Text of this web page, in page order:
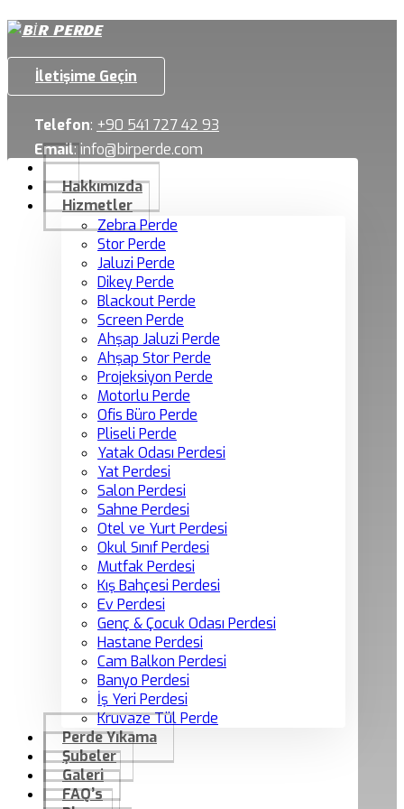
İletişime Geçin
Telefon: +90 541 727 42 93
Email:info@birperde.com
Hakkımızda
Hizmetler
Zebra Perde
Stor Perde
Jaluzi Perde
Dikey Perde
Blackout Perde
Screen Perde
Ahşap Jaluzi Perde
Ahşap Stor Perde
Projeksiyon Perde
Motorlu Perde
Ofis Büro Perde
Pliseli Perde
Yatak Odası Perdesi
Yat Perdesi
Salon Perdesi
Sahne Perdesi
Otel ve Yurt Perdesi
Okul Sınıf Perdesi
Mutfak Perdesi
Kış Bahçesi Perdesi
Ev Perdesi
Genç & Çocuk Odası Perdesi
Hastane Perdesi
Cam Balkon Perdesi
Banyo Perdesi
İş Yeri Perdesi
Kruvaze Tül Perde
Perde Yıkama
Şubeler
Galeri
FAQ’s